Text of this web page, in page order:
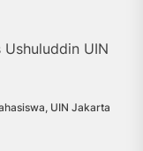
UIN
, UIN Jakarta